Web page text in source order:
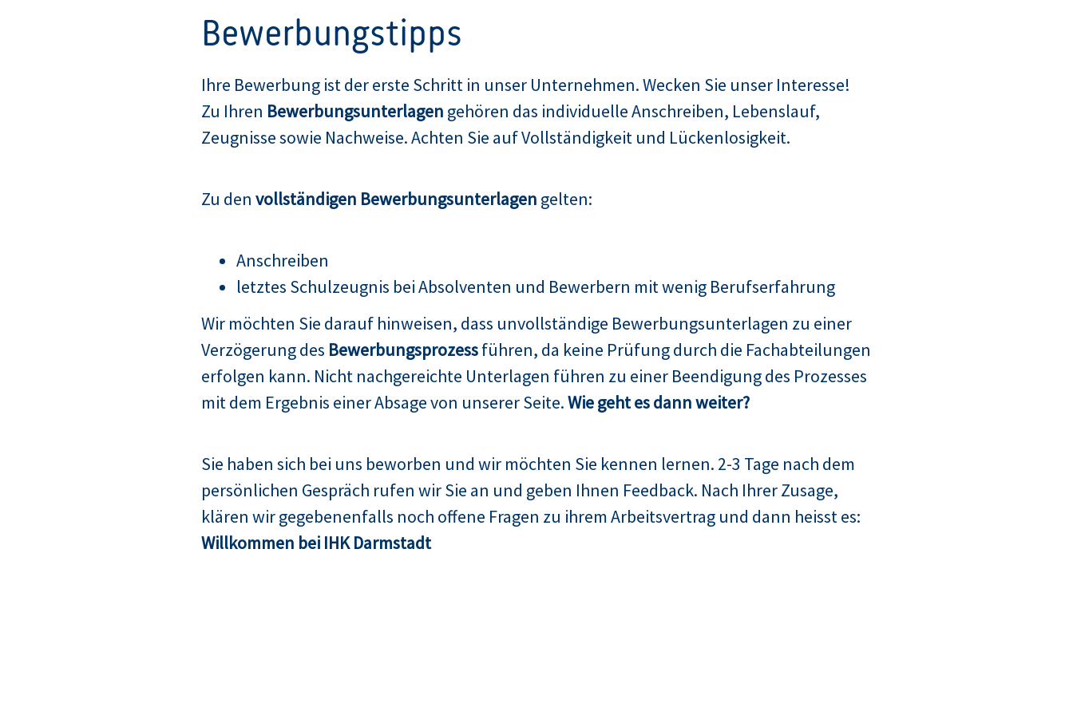
Bewerbungstipps
Ihre Bewerbung ist der erste Schritt in unser Unternehmen. Wecken Sie unser Interesse!
Zu Ihren Bewerbungsunterlagen gehören das individuelle Anschreiben, Lebenslauf,
Zeugnisse sowie Nachweise. Achten Sie auf Vollständigkeit und Lückenlosigkeit.
Zu den vollständigen Bewerbungsunterlagen gelten:
Anschreiben
letztes Schulzeugnis bei Absolventen und Bewerbern mit wenig Berufserfahrung
Wir möchten Sie darauf hinweisen, dass unvollständige Bewerbungsunterlagen zu einer
Verzögerung des Bewerbungsprozessführen, da keine Prüfung durch die Fachabteilungen
erfolgen kann. Nicht nachgereichte Unterlagen führen zu einer Beendigung des Prozesses
mit dem Ergebnis einer Absage von unserer Seite.Wie geht es dann weiter?
Sie haben sich bei uns beworben und wir möchten Sie kennen lernen. 2-3 Tage nach dem
persönlichen Gespräch rufen wir Sie an und geben Ihnen Feedback. Nach Ihrer Zusage,
klären wir gegebenenfalls noch offene Fragen zu ihrem Arbeitsvertrag und dann heisst es:
Willkommen bei IHK Darmstadt